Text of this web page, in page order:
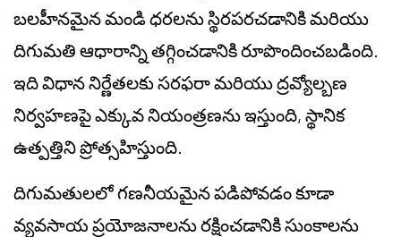
బలహీనమైన మండి ధరలను స్థిరపరచడానికి మరియు
దిగుమతి ఆధారాన్ని తగ్గించడానికి రూపొందించబడింది.
ఇది విధాన నిర్ణేతలకు సరఫరా మరియు ద్రవ్యోల్బణ
నిర్వహణపై ఎక్కువ నియంత్రణను ఇస్తుంది, స్థానిక
ఉత్పత్తిని ప్రోత్సహిస్తుంది.
దిగుమతులలో గణనీయమైన పడిపోవడం కూడా
వ్యవసాయ ప్రయోజనాలను రక్షించడానికి సుంకాలను